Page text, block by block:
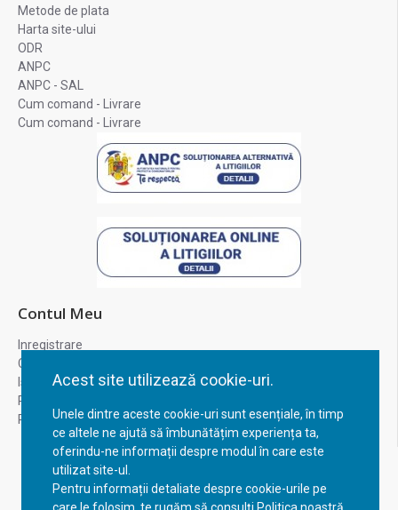
Acest site utilizează cookie-uri.
Unele dintre aceste cookie-uri sunt esențiale, în timp
ce altele ne ajută să îmbunătățim experiența ta,
oferindu-ne informații despre modul în care este
utilizat site-ul.
Pentru informații detaliate despre cookie-urile pe
Metode de plata
Harta site-ului
ODR
ANPC
ANPC - SAL
Cum comand - Livrare
Cum comand - Livrare
Contul Meu
Inregistrare
Contul meu
Istoric comenzi
Recuperare parola
Returnare produs